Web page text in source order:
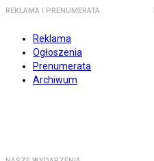
REKLAMA I PRENUMERATA
Reklama
Ogłoszenia
Prenumerata
Archiwum